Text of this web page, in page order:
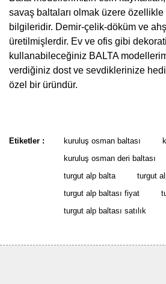
savaş baltaları olmak üzere
bilgileridir. Demir-çelik-döküm ve
üretilmişlerdir. Ev ve ofis gibi
kullanabileceğiniz BALTA
verdiğiniz dost ve sevdiklerinize
özel bir üründür.
Bu ürüne ilk yorumu siz
Yorum Yaz
tarafımıza iletebilirsiniz.
Ürün resmi kalitesiz, bozuk veya
Ürün açıklamasında eksik bilgiler
Ürün bilgilerinde hatalar bulunuyor.
Etiketler : kuruluş osman baltası
kuruluş osman deri baltası
turgut alp balta
turgut
turgut alp baltası fiyat
turgut alp baltası satılık